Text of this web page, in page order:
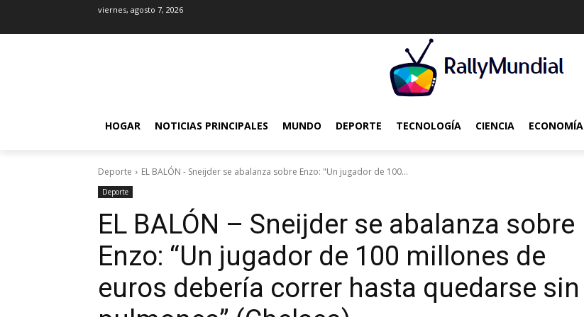
viernes, agosto 7, 2026
HOGAR NOTICIAS PRINCIPALES MUNDO DEPORTE TECNOLOGÍA CIENCIA ECONOMÍA
Deporte EL BALÓN - Sneijder se abalanza sobre Enzo: "Un jugador de 100...
Deporte
EL BALÓN – Sneijder se abalanza sobre
Enzo: “Un jugador de 100 millones de
euros debería correr hasta quedarse sin